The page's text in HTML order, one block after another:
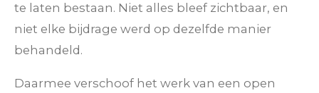
te laten bestaan. Niet alles bleef zichtbaar, en
niet elke bijdrage werd op dezelfde manier
behandeld.
Daarmee verschoof het werk van een open